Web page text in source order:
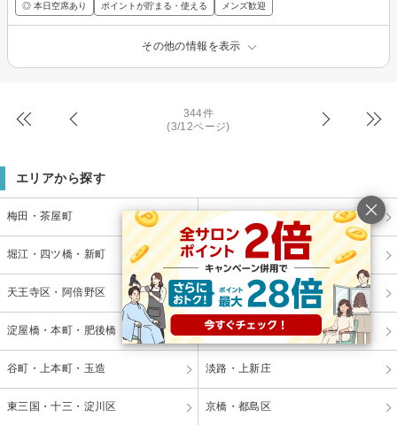
◎ 本日空席あり ポイントが貯まる・使える メンズ歓迎
その他の情報を表示
344件
(3/12ページ)
エリアから探す
梅田・茶屋町 心斎橋・南船場・アメ村
堀江・四ツ橋・新町 なんば・日本橋
天王寺区・阿倍野区 福島区・野田
淀屋橋・本町・肥後橋 天神橋・天満
谷町・上本町・玉造 淡路・上新庄
東三国・十三・淀川区 京橋・都島区